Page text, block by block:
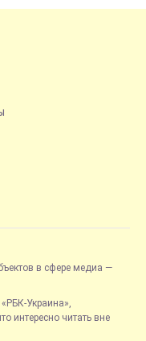
в сфере медиа —
Украина»,
интересно читать вне